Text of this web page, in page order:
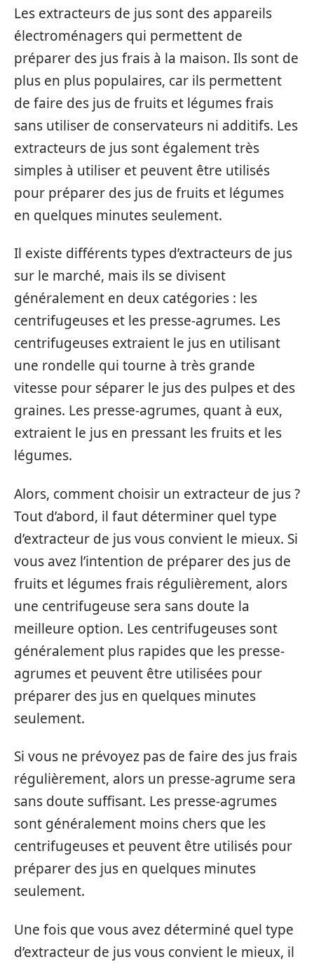
Les extracteurs de jus sont des appareils
électroménagers qui permettent de
préparer des jus frais à la maison. Ils sont de
plus en plus populaires, car ils permettent
de faire des jus de fruits et légumes frais
sans utiliser de conservateurs ni additifs. Les
extracteurs de jus sont également très
simples à utiliser et peuvent être utilisés
pour préparer des jus de fruits et légumes
en quelques minutes seulement.
Il existe différents types d’extracteurs de jus
sur le marché, mais ils se divisent
généralement en deux catégories : les
centrifugeuses et les presse-agrumes. Les
centrifugeuses extraient le jus en utilisant
une rondelle qui tourne à très grande
vitesse pour séparer le jus des pulpes et des
graines. Les presse-agrumes, quant à eux,
extraient le jus en pressant les fruits et les
légumes.
Alors, comment choisir un extracteur de jus ?
Tout d’abord, il faut déterminer quel type
d’extracteur de jus vous convient le mieux. Si
vous avez l’intention de préparer des jus de
fruits et légumes frais régulièrement, alors
une centrifugeuse sera sans doute la
meilleure option. Les centrifugeuses sont
généralement plus rapides que les presse-
agrumes et peuvent être utilisées pour
préparer des jus en quelques minutes
seulement.
Si vous ne prévoyez pas de faire des jus frais
régulièrement, alors un presse-agrume sera
sans doute suffisant. Les presse-agrumes
sont généralement moins chers que les
centrifugeuses et peuvent être utilisés pour
préparer des jus en quelques minutes
seulement.
Une fois que vous avez déterminé quel type
d’extracteur de jus vous convient le mieux, il